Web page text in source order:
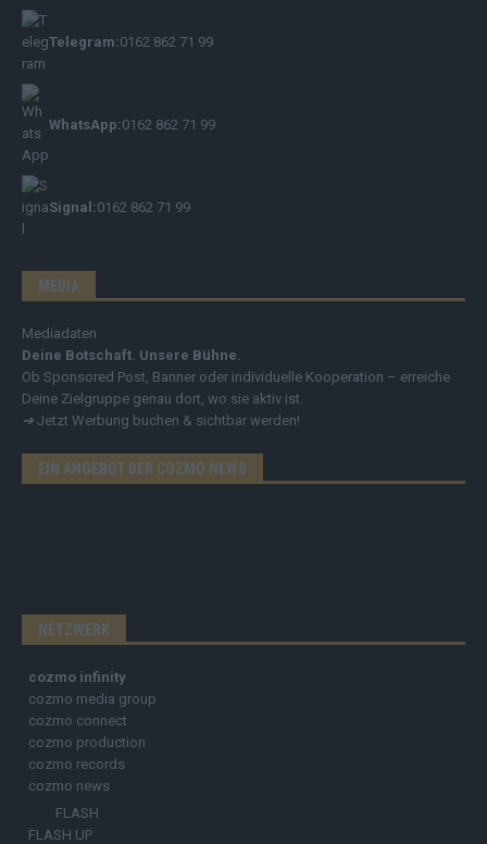
Telegram:0162 862 71 99
WhatsApp:0162 862 71 99
Signal:0162 862 71 99
MEDIA
Mediadaten
Deine Botschaft. Unsere Bühne.
Ob Sponsored Post, Banner oder individuelle Kooperation – erreiche
Deine Zielgruppe genau dort, wo sie aktiv ist.
➔ Jetzt Werbung buchen & sichtbar werden!
EIN ANGEBOT DER COZMO NEWS
NETZWERK
cozmo infinity
cozmo media group
cozmo connect
cozmo production
cozmo records
cozmo news
FLASH
FLASH UP